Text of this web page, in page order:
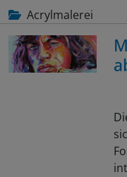
Acrylmalerei